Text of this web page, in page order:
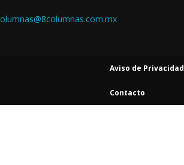
Aviso de Privacidad
Contacto